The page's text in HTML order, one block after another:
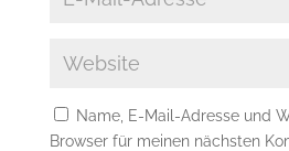
Name, E-Mail-Adresse und
Browser für meinen nächsten